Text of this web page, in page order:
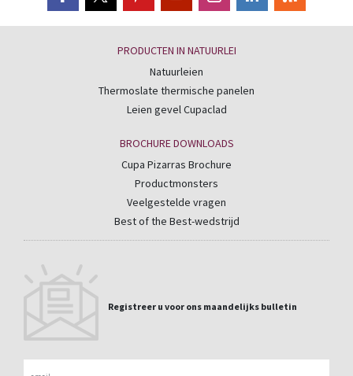
PRODUCTEN IN NATUURLEI
Natuurleien
Thermoslate thermische panelen
Leien gevel Cupaclad
BROCHURE DOWNLOADS
Cupa Pizarras Brochure
Productmonsters
Veelgestelde vragen
Best of the Best-wedstrijd
Registreer u voor ons maandelijks bulletin